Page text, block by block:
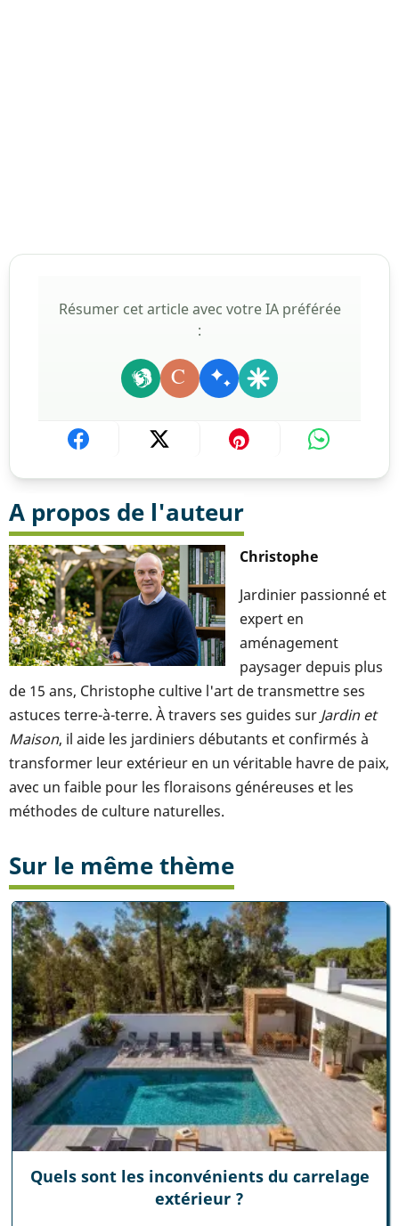
Résumer cet article avec votre IA préférée
:
C
A propos de l'auteur
Christophe
Jardinier passionné et
expert en
aménagement
paysager depuis plus
de 15 ans, Christophe cultive l'art de transmettre ses
astuces terre-à-terre. À travers ses guides sur Jardin et
Maison, il aide les jardiniers débutants et confirmés à
transformer leur extérieur en un véritable havre de paix,
avec un faible pour les floraisons généreuses et les
méthodes de culture naturelles.
Sur le même thème
Quels sont les inconvénients du carrelage
extérieur ?